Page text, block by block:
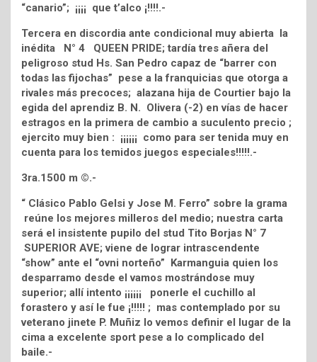
“canario”; ¡¡¡¡ que t’alco ¡!!!!.-
Tercera en discordia ante condicional muy abierta la
inédita N° 4 QUEEN PRIDE; tardía tres añera del
peligroso stud Hs. San Pedro capaz de “barrer con
todas las fijochas” pese a la franquicias que otorga a
rivales más precoces; alazana hija de Courtier bajo la
egida del aprendiz B. N. Olivera (-2) en vías de hacer
estragos en la primera de cambio a suculento precio ;
ejercito muy bien : ¡¡¡¡¡¡ como para ser tenida muy en
cuenta para los temidos juegos especiales!!!!!.-
3ra.1500 m ©.-
“ Clásico Pablo Gelsi y Jose M. Ferro” sobre la grama
reúne los mejores milleros del medio; nuestra carta
será el insistente pupilo del stud Tito Borjas N° 7
SUPERIOR AVE; viene de lograr intrascendente
“show” ante el “ovni norteño” Karmanguia quien los
desparramo desde el vamos mostrándose muy
superior; allí intento ¡¡¡¡¡¡ ponerle el cuchillo al
forastero y así le fue ¡!!!!! ; mas contemplado por su
veterano jinete P. Muñiz lo vemos definir el lugar de la
cima a excelente sport pese a lo complicado del
baile.-